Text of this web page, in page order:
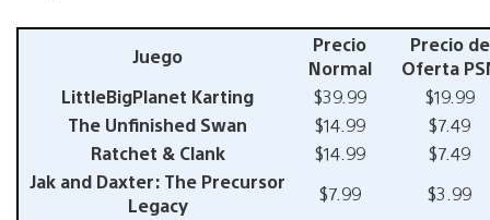
Juego
Precio
Normal
Precio de
Oferta
LittleBigPlanet Karting
$39.99
$19.99
The Unfinished Swan
$14.99
$7.49
Ratchet & Clank
$14.99
$7.49
Jak and Daxter: The Precursor
Legacy
$7.99
$3.99